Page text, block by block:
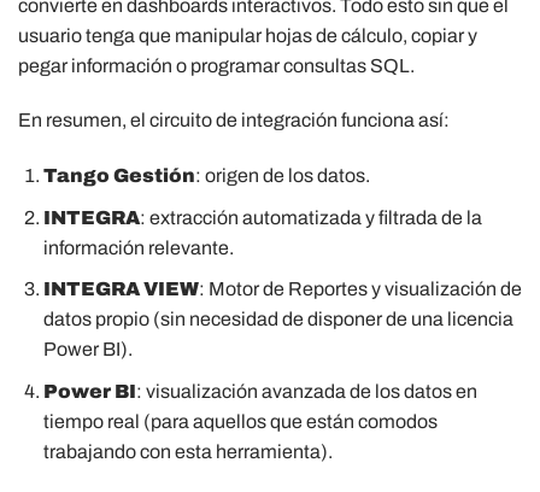
convierte en dashboards interactivos. Todo esto sin que el
usuario tenga que manipular hojas de cálculo, copiar y
pegar información o programar consultas SQL.
En resumen, el circuito de integración funciona así:
Tango Gestión: origen de los datos.
INTEGRA: extracción automatizada y filtrada de la
información relevante.
INTEGRA VIEW: Motor de Reportes y visualización de
datos propio (sin necesidad de disponer de una licencia
Power BI).
Power BI: visualización avanzada de los datos en
tiempo real (para aquellos que están comodos
trabajando con esta herramienta).